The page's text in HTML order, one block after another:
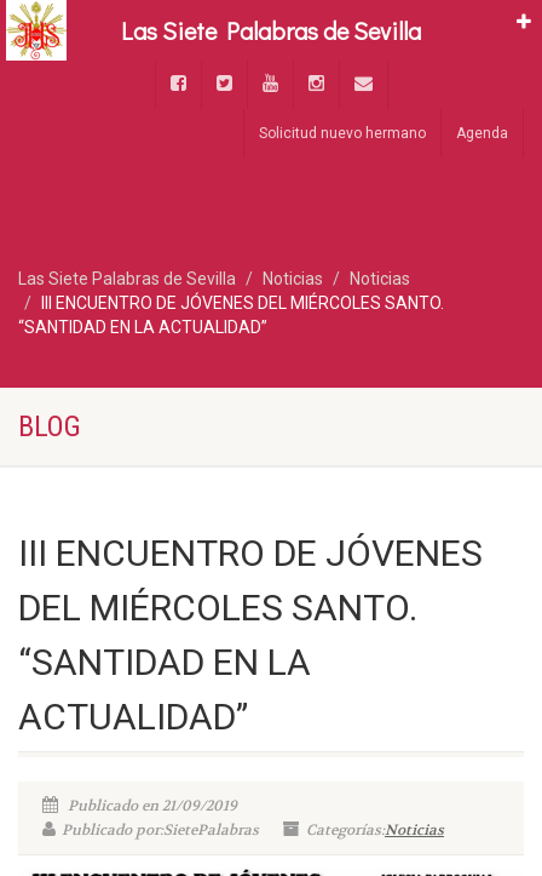
Solicitud nuevo hermano Agenda
Las Siete Palabras de Sevilla Noticias
Noticias
III ENCUENTRO DE JÓVENES DEL MIÉRCOLES SANTO.
“SANTIDAD EN LA ACTUALIDAD”
BLOG
III ENCUENTRO DE JÓVENES
DEL MIÉRCOLES SANTO.
“SANTIDAD EN LA
ACTUALIDAD”
Publicado en 21/09/2019
Publicado por:SietePalabras
Categorías:Noticias
Las Siete Palabras de Sevilla